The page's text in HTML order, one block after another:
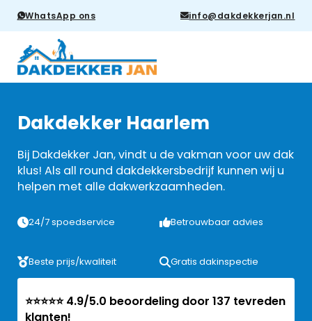
WhatsApp ons info@dakdekkerjan.nl
Dakdekker Haarlem
Bij Dakdekker Jan, vindt u de vakman voor uw dak
klus! Als all round dakdekkersbedrijf kunnen wij u
helpen met alle dakwerkzaamheden.
24/7 spoedservice Betrouwbaar advies
Beste prijs/kwaliteit Gratis dakinspectie
⭐⭐⭐⭐⭐ 4.9/5.0 beoordeling door 137 tevreden
klanten!